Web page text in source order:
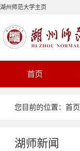
湖州师范大学主页
首页
您目前的位置： 首页
湖师新闻